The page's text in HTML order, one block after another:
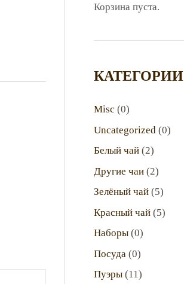
Корзина пуста.
КАТЕГОРИИ
Misc (0)
Uncategorized (0)
Белый чай (2)
Другие чаи (2)
Зелёный чай (5)
Красный чай (5)
Наборы (0)
Посуда (0)
Пуэры (11)